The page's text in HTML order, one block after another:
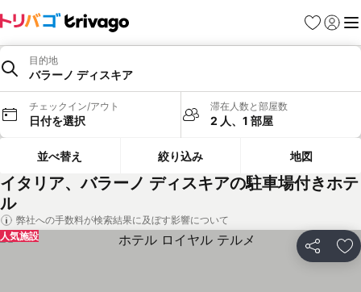
お気に入り
ログイ
メ
目的地
バラーノ ディスキア
チェックイン/アウト
日付を選択
滞在人数と部屋数
2 人、1 部屋
並べ替え 絞り込み 地図
イタリア、バラーノ ディスキアの駐車場付きホテ
ル
弊社への手数料が検索結果に及ぼす影響について
シェア お
人気施設